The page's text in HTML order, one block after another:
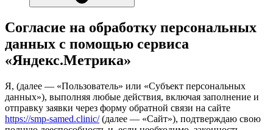
Согласие на обработку персональных
данных с помощью сервиса
«Яндекс.Метрика»
Я, (далее — «Пользователь» или «Субъект персональных
данных»), выполняя любые действия, включая заполнение и
отправку заявки через форму обратной связи на сайте
https://smp-samed.clinic/(далее — «Сайт»), подтверждаю свою